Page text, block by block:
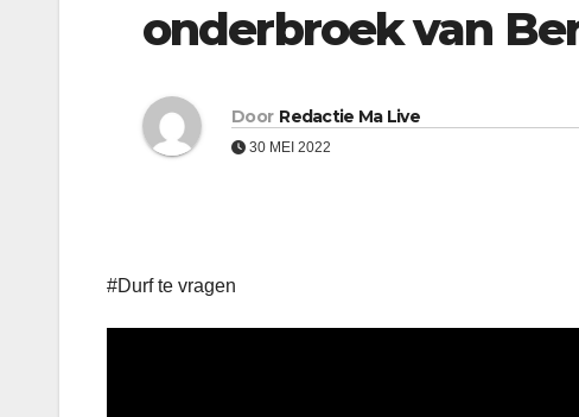
onderbroek van
Door Redactie Ma Live
30 MEI 2022
#Durf te vragen